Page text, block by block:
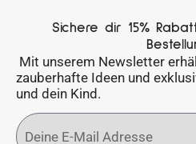
Sichere dir 15%
Mit unserem Newsletter
zauberhafte Ideen und
und dein Kind.